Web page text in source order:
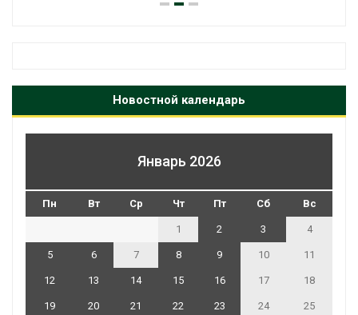
Новостной календарь
Январь 2026
Пн Вт Ср Чт Пт Сб Вс
1 2 3 4
5 6 7 8 9 10 11
12 13 14 15 16 17 18
19 20 21 22 23 24 25